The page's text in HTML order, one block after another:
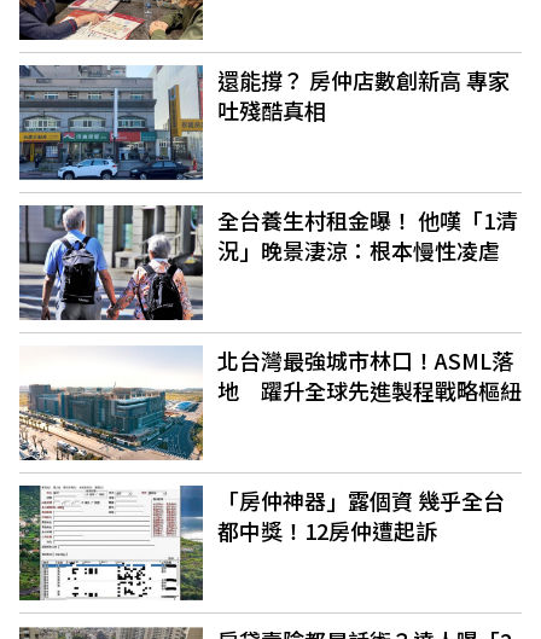
還能撐？ 房仲店數創新高 專家
吐殘酷真相
全台養生村租金曝！ 他嘆「1清
況」晚景淒涼：根本慢性凌虐
北台灣最強城市林口！ASML落
地 躍升全球先進製程戰略樞紐
「房仲神器」露個資 幾乎全台
都中獎！12房仲遭起訴